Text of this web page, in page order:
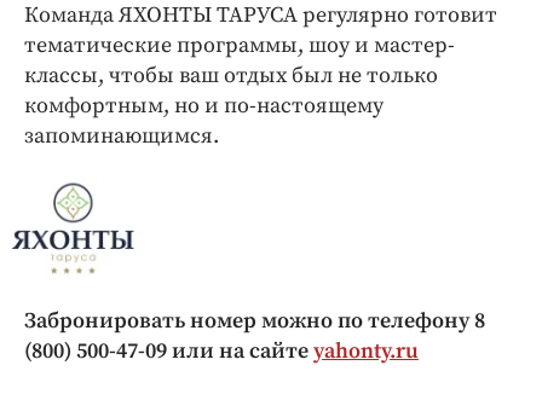
Команда ЯХОНТЫ ТАРУСА регулярно готовит
тематические программы, шоу и мастер-
классы, чтобы ваш отдых был не только
комфортным, но и по-настоящему
запоминающимся.
Забронировать номер можно по телефону 8
(800) 500-47-09 или на сайтеyahonty.ru